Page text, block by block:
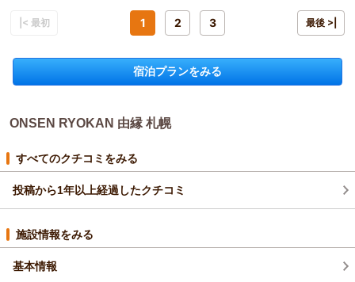
みいただき、チェックアウトまでごゆるりとお過ごしいただけ
たようで安心いたしました。
りの励みでございます。
今後も皆様に心地よいご滞在をご提供できますよう、より一層
改めまして、この度は温かい口コミをご投稿いただき誠にあり
またお会いできます日を、スタッフ一同心よりお待ち申し上げ
ております。
ONSEN RYOKAN 由縁 札幌 宿泊マネージャー
（返信日：2026/05/14）
宿泊プラン：
じゃらん限定【特典付き】心地よい寝具・香りでやすらぐ、専
門家監修睡眠ルーム◆朝食付き
ダブル 朝のみ
ONSEN RYOKAN 由縁 札幌からの返信
この度は、数ある宿泊施設の中からONSEN RYOKAN 由縁 札幌
今回、コンセプトルームでのご宿泊に際して、大きな窓や畳ス
ペース、室内窓など細やかな意匠にも目を留めていただき、木
の温もりを感じられる空間の中で、ごゆるりとお寛ぎいただけ
ましたこと、大変嬉しく感じております。
ごしいただけたとのこと、嬉しく拝読いたしました。
ただく際に距離や角度の面でご不便をお掛けいたしました。
|< 最初 1 2 3 最後 >|
宿泊プランをみる
ONSEN RYOKAN 由縁 札幌
すべてのクチコミをみる
投稿から1年以上経過したクチコミ
施設情報をみる
基本情報